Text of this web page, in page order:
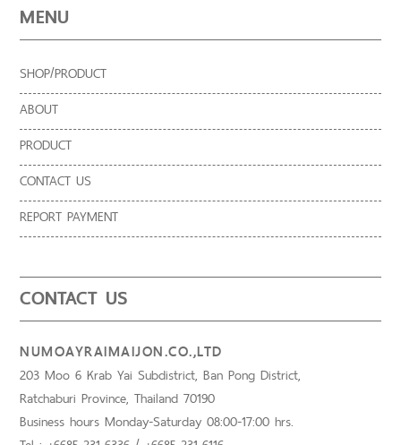
MENU
SHOP/PRODUCT
ABOUT
PRODUCT
CONTACT US
REPORT PAYMENT
CONTACT US
NUMOAYRAIMAIJON.CO.,LTD
203 Moo 6 Krab Yai Subdistrict, Ban Pong District,
Ratchaburi Province, Thailand 70190
Business hours Monday-Saturday 08:00-17:00 hrs.